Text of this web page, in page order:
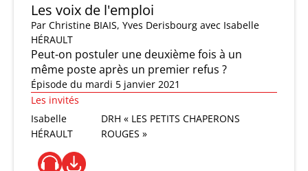
Les voix de l'emploi
Par Christine BIAIS, Yves Derisbourg avec Isabelle
HÉRAULT
Peut-on postuler une deuxième fois à un
même poste après un premier refus ?
Épisode du mardi 5 janvier 2021
Les invités
Isabelle
HÉRAULT
DRH « LES PETITS CHAPERONS
ROUGES »